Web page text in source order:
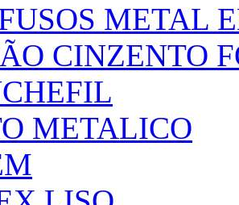
METAL
CINZENTO
METALICO